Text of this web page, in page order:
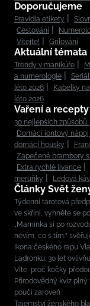
Doporučujeme
Pravidla etikety
Cestování
Vítejte!
Grilování
Aktuální témata
Trendy v manikúře
a numerologie
léto 2026
Kabelky
léto 2026
Vaření a recepty
30 nejlepších
Domácí iontový
domácí housky
Zapečené brambory
Extra rychlé lívance
meruňky
Ledová
Články Svět
Týdenní tarotová
ve skříni, vyhněte se
„Maminka si po
nevím, co s tím,“
Ikona českého rapu
Ladronku. 30 let
Víte, proč kočky
Přírodovědný kvíz
poučí zároveň
Tajemství ženského